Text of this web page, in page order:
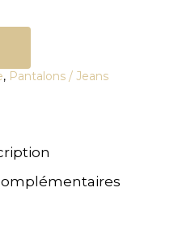
, Pantalons / Jeans